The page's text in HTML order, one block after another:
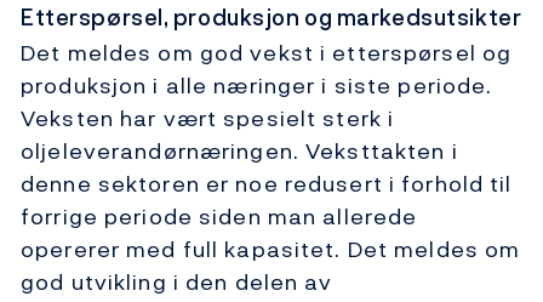
Etterspørsel, produksjon og markedsutsikter
Det meldes om god vekst i etterspørsel og
produksjon i alle næringer i siste periode.
Veksten har vært spesielt sterk i
oljeleverandørnæringen. Veksttakten i
denne sektoren er noe redusert i forhold til
forrige periode siden man allerede
opererer med full kapasitet. Det meldes om
god utvikling i den delen av